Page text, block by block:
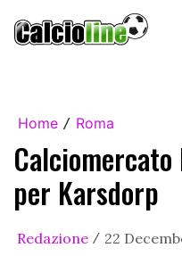
Home / Roma
Calciomercato
per Karsdorp
Redazione / 22